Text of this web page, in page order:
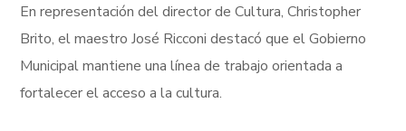
En representación del director de Cultura, Christopher
Brito, el maestro José Ricconi destacó que el Gobierno
Municipal mantiene una línea de trabajo orientada a
fortalecer el acceso a la cultura.